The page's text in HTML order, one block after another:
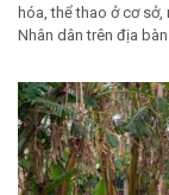
hóa, thể thao ở cơ
Nhân dân trên địa bàn